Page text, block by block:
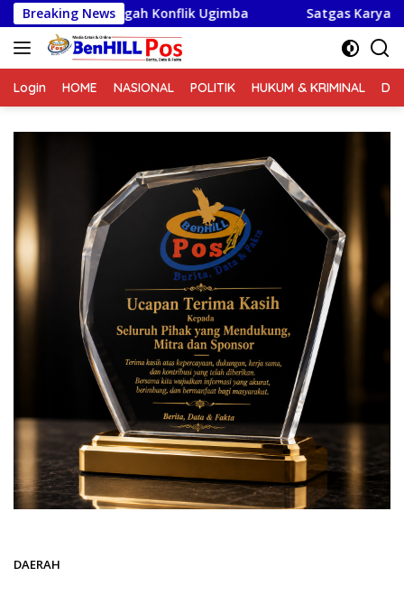
Langsung
ke
konten
Breaking News
Ugimba Satgas Karya Bakti TNI Kebut
Login HOME NASIONAL POLITIK HUKUM & KRIMINAL
DAERAH